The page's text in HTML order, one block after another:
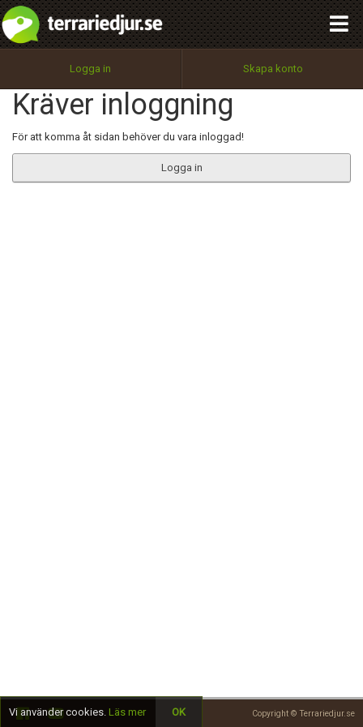
Logga in Skapa konto
Kräver inloggning
För att komma åt sidan behöver du vara inloggad!
Logga in
Copyright © Terrariedjur.se
Utför
100%
OK
integritetspolicy
Namn:
Epost:
Begär nytt lösenord
Tillbaka till förstasidan
Vi använder cookies. Läs mer OK